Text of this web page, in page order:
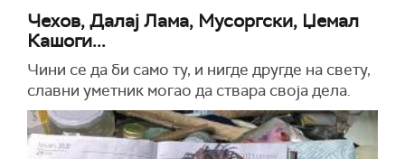
Чехов, Далај Лама, Мусоргски, Џемал
Кашоги...
Чини се да би само ту, и нигде другде на свету,
славни уметник могао да ствара своја дела.